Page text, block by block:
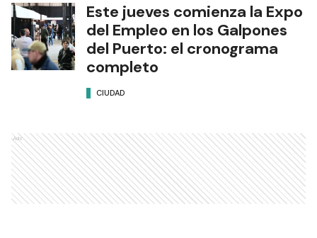
Este jueves comienza la Expo
del Empleo en los Galpones
del Puerto: el cronograma
completo
CIUDAD
Ads